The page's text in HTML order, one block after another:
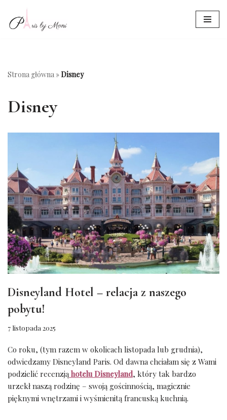
Przejdź
Strona główna » Disney
Disney
Disneyland Hotel – relacja z naszego
pobytu!
7 listopada 2025
Co roku, (tym razem w okolicach listopada lub grudnia),
odwiedzamy Disneyland Paris. Od dawna chciałam się z Wami
podzielić recenzjąhotelu Disneyland, który tak bardzo
urzekł naszą rodzinę – swoją gościnnością, magicznie
pięknymi wnętrzami i wyśmienitą francuską kuchnią.